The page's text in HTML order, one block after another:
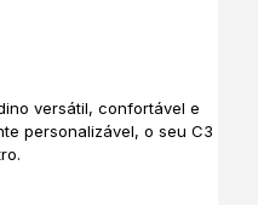
versátil, confortável e
personalizável, o seu C3